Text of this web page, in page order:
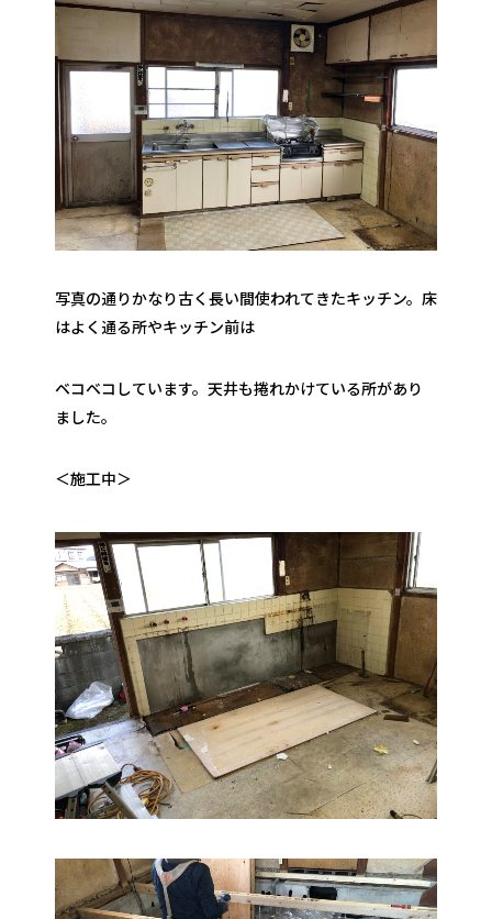
写真の通りかなり古く長い間使われてきたキッチン。床
はよく通る所やキッチン前は
ベコベコしています。天井も捲れかけている所があり
ました。
＜施工中＞